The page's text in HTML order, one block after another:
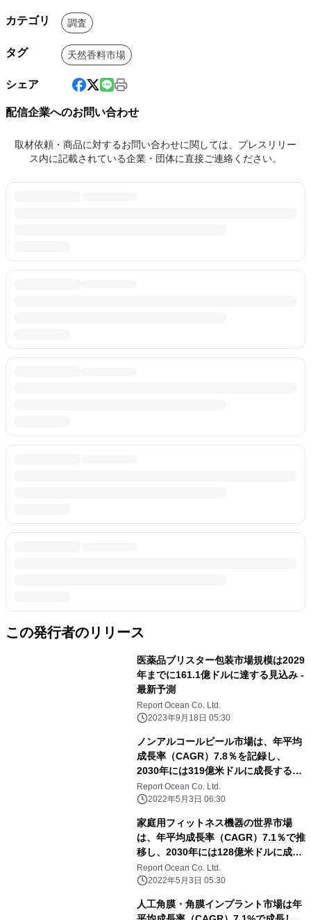
カテゴリ 調査
タグ 天然香料市場
シェア
配信企業へのお問い合わせ
取材依頼・商品に対するお問い合わせに関しては、プレスリリー
ス内に記載されている企業・団体に直接ご連絡ください。
この発行者のリリース
医薬品ブリスター包装市場規模は2029
年までに161.1億ドルに達する見込み -
最新予測
Report Ocean Co. Ltd.
2023年9月18日 05:30
ノンアルコールビール市場は、年平均
成長率（CAGR）7.8％を記録し、
2030年には319億米ドルに成長すると
予測される
Report Ocean Co. Ltd.
2022年5月3日 06:30
家庭用フィットネス機器の世界市場
は、年平均成長率（CAGR）7.1％で推
移し、2030年には128億米ドルに成長
すると予測
Report Ocean Co. Ltd.
2022年5月3日 05:30
人工角膜・角膜インプラント市場は年